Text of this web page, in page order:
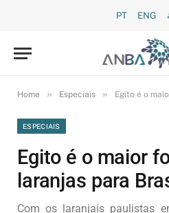
PT ENG
Home » Especiais » Egito é o
ESPECIAIS
Egito é o maior
laranjas para
Com os laranjais paulistas